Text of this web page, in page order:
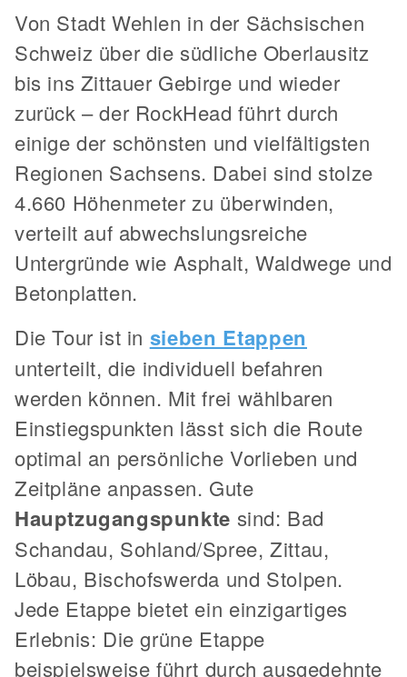
Von Stadt Wehlen in der Sächsischen
Schweiz über die südliche Oberlausitz
bis ins Zittauer Gebirge und wieder
zurück – der RockHead führt durch
einige der schönsten und vielfältigsten
Regionen Sachsens. Dabei sind stolze
4.660 Höhenmeter zu überwinden,
verteilt auf abwechslungsreiche
Untergründe wie Asphalt, Waldwege und
Betonplatten.
Die Tour ist in sieben Etappen
unterteilt, die individuell befahren
werden können. Mit frei wählbaren
Einstiegspunkten lässt sich die Route
optimal an persönliche Vorlieben und
Zeitpläne anpassen. Gute
Hauptzugangspunkte sind: Bad
Schandau, Sohland/Spree, Zittau,
Löbau, Bischofswerda und Stolpen.
Jede Etappe bietet ein einzigartiges
Erlebnis: Die grüne Etappe
beispielsweise führt durch ausgedehnte